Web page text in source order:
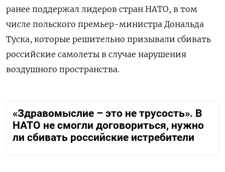
ранее поддержал лидеров стран НАТО, в том
числе польского премьер-министра Дональда
Туска, которые решительно призывали сбивать
российские самолеты в случае нарушения
воздушного пространства.
«Здравомыслие – это не трусость». В
НАТО не смогли договориться, нужно
ли сбивать российские истребители